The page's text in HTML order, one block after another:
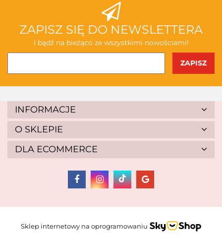
ABAKUS
AKSJOMAT
ALBIS
ZAPISZ SIĘ DO NEWSLETTERA
I bądź na bieżąco ze wszystkimi nowościami!
INFORMACJE
O SKLEPIE
DLA ECOMMERCE
Sklep internetowy na oprogramowaniu